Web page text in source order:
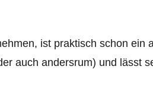
ist praktisch schon ein
auch andersrum) und lässt